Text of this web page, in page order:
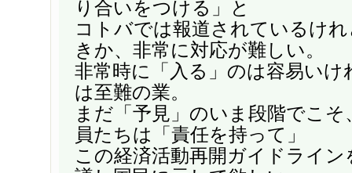
り合いをつける」と
コトバでは報道されているけ
きか、非常に対応が難しい。
非常時に「入る」のは容易いけ
は至難の業。
まだ「予見」のいま段階でこそ
員たちは「責任を持って」
この経済活動再開ガイドライ